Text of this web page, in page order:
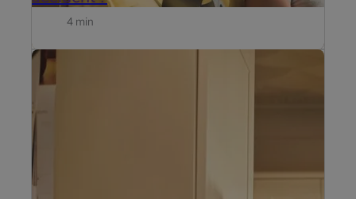
4 min
La question si une assurance habitation, souvent
appelée assurance incendie, est obligatoire en
Voici quelques explications.